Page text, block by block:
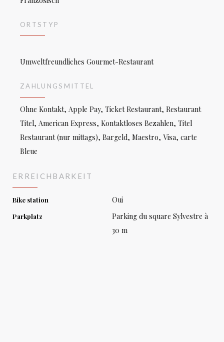
ORTSTYP
Umweltfreundliches Gourmet-Restaurant
ZAHLUNGSMITTEL
Ohne Kontakt, Apple Pay, Ticket Restaurant, Restaurant
Titel, American Express, Kontaktloses Bezahlen, Titel
Restaurant (nur mittags), Bargeld, Maestro, Visa, carte
Bleue
ERREICHBARKEIT
Bike station Oui
Parkplatz
Parking du square Sylvestre à
30 m